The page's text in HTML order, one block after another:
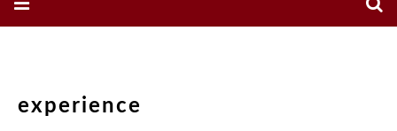
experience